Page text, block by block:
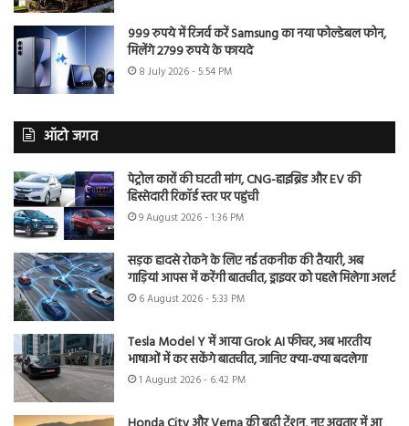
999 रुपये में रिजर्व करें Samsung का नया फोल्डेबल फोन,
मिलेंगे 2799 रुपये के फायदे
8 July 2026 - 5:54 PM
ऑटो जगत
पेट्रोल कारों की घटती मांग, CNG-हाइब्रिड और EV की
हिस्सेदारी रिकॉर्ड स्तर पर पहुंची
9 August 2026 - 1:36 PM
सड़क हादसे रोकने के लिए नई तकनीक की तैयारी, अब
गाड़ियां आपस में करेंगी बातचीत, ड्राइवर को पहले मिलेगा अलर्ट
6 August 2026 - 5:33 PM
Tesla Model Y में आया Grok AI फीचर, अब भारतीय
भाषाओं में कर सकेंगे बातचीत, जानिए क्या-क्या बदलेगा
1 August 2026 - 6:42 PM